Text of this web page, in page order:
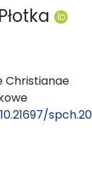
Christianae